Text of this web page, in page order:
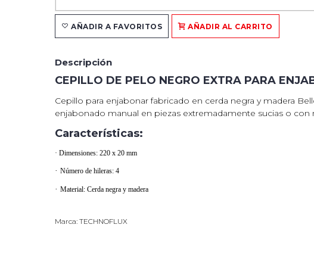
AÑADIR A FAVORITOS AÑADIR AL CARRITO
Descripción
CEPILLO DE PELO NEGRO EXTRA PARA
Cepillo para enjabonar fabricado en cerda negra y madera
enjabonado manual en piezas extremadamente sucias o con
Características:
· Dimensiones: 220 x 20 mm
· Número de hileras: 4
· Material: Cerda negra y madera
Marca: TECHNOFLUX